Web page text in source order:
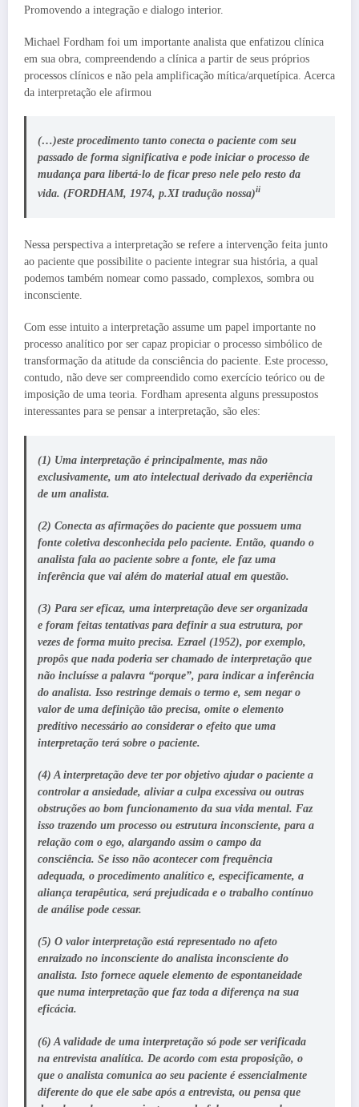
Promovendo a integração e dialogo interior.
Michael Fordham foi um importante analista que enfatizou clínica
em sua obra, compreendendo a clínica a partir de seus próprios
processos clínicos e não pela amplificação mítica/arquetípica. Acerca
da interpretação ele afirmou
(…)este procedimento tanto conecta o paciente com seu
passado de forma significativa e pode iniciar o processo de
mudança para libertá-lo de ficar preso nele pelo resto da
vida. (FORDHAM, 1974, p.XI tradução nossa)ii
Nessa perspectiva a interpretação se refere a intervenção feita junto
ao paciente que possibilite o paciente integrar sua história, a qual
podemos também nomear como passado, complexos, sombra ou
inconsciente.
Com esse intuito a interpretação assume um papel importante no
processo analítico por ser capaz propiciar o processo simbólico de
transformação da atitude da consciência do paciente. Este processo,
contudo, não deve ser compreendido como exercício teórico ou de
imposição de uma teoria. Fordham apresenta alguns pressupostos
interessantes para se pensar a interpretação, são eles:
(1) Uma interpretação é principalmente, mas não
exclusivamente, um ato intelectual derivado da experiência
de um analista.
(2) Conecta as afirmações do paciente que possuem uma
fonte coletiva desconhecida pelo paciente. Então, quando o
analista fala ao paciente sobre a fonte, ele faz uma
inferência que vai além do material atual em questão.
(3) Para ser eficaz, uma interpretação deve ser organizada
e foram feitas tentativas para definir a sua estrutura, por
vezes de forma muito precisa. Ezrael (1952), por exemplo,
propôs que nada poderia ser chamado de interpretação que
não incluísse a palavra “porque”, para indicar a inferência
do analista. Isso restringe demais o termo e, sem negar o
valor de uma definição tão precisa, omite o elemento
preditivo necessário ao considerar o efeito que uma
interpretação terá sobre o paciente.
(4)A interpretação deve ter por objetivo ajudar o paciente a
controlar a ansiedade, aliviar a culpa excessiva ou outras
obstruções ao bom funcionamento da sua vida mental. Faz
isso trazendo um processo ou estrutura inconsciente, para a
relação com o ego, alargando assim o campo da
consciência. Se isso não acontecer com frequência
adequada, o procedimento analítico e, especificamente, a
aliança terapêutica, será prejudicada e o trabalho contínuo
de análise pode cessar.
(5) O valor interpretação está representado no afeto
enraizado no inconsciente do analista inconsciente do
analista. Isto fornece aquele elemento de espontaneidade
que numa interpretação que faz toda a diferença na sua
eficácia.
(6) A validade de uma interpretação só pode ser verificada
na entrevista analítica. De acordo com esta proposição, o
que o analista comunica ao seu paciente é essencialmente
diferente do que ele sabe após a entrevista, ou pensa que